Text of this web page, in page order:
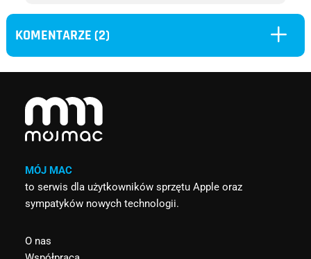
KOMENTARZE (2) L
MÓJ MAC
to serwis dla użytkowników sprzętu Apple oraz
sympatyków nowych technologii.
O nas